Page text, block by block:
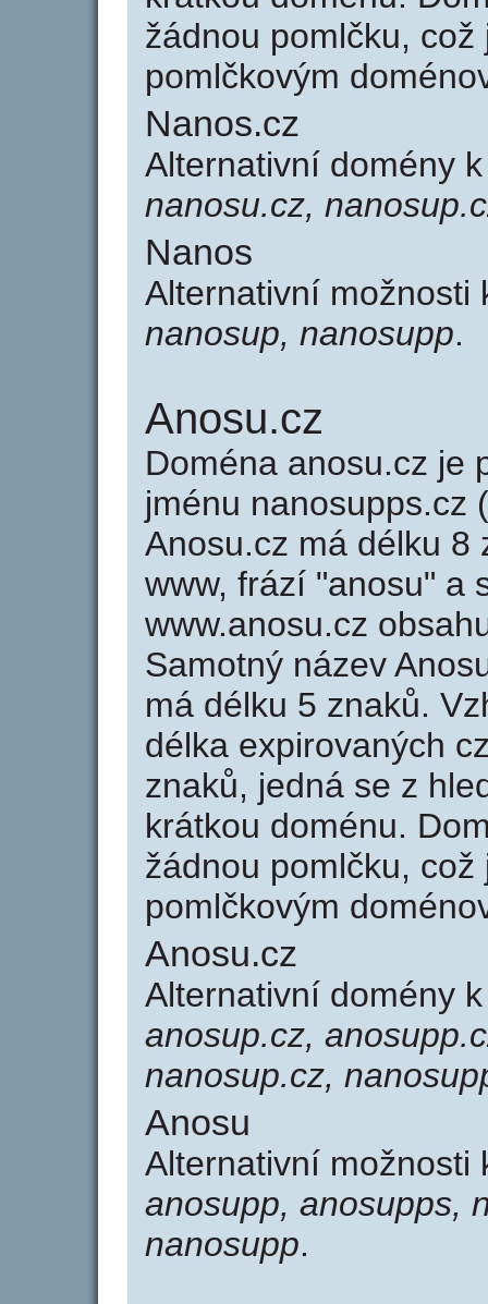
žádnou pomlčku,
pomlčkovým
Nanos.cz
Alternativní domény
nanosu.cz,
Nanos
Alternativní
nanosup, nanosupp.
Anosu.cz
Doména anosu.cz je
jménu nanosupps.cz
Anosu.cz má délku 8
www, frází "anosu" a
www.anosu.cz
Samotný název
má délku 5 znaků.
délka expirovaných
znaků, jedná se z
krátkou doménu.
žádnou pomlčku,
pomlčkovým
Anosu.cz
Alternativní domény
anosup.cz,
nanosup.cz,
Anosu
Alternativní
anosupp, anosupps,
nanosupp.